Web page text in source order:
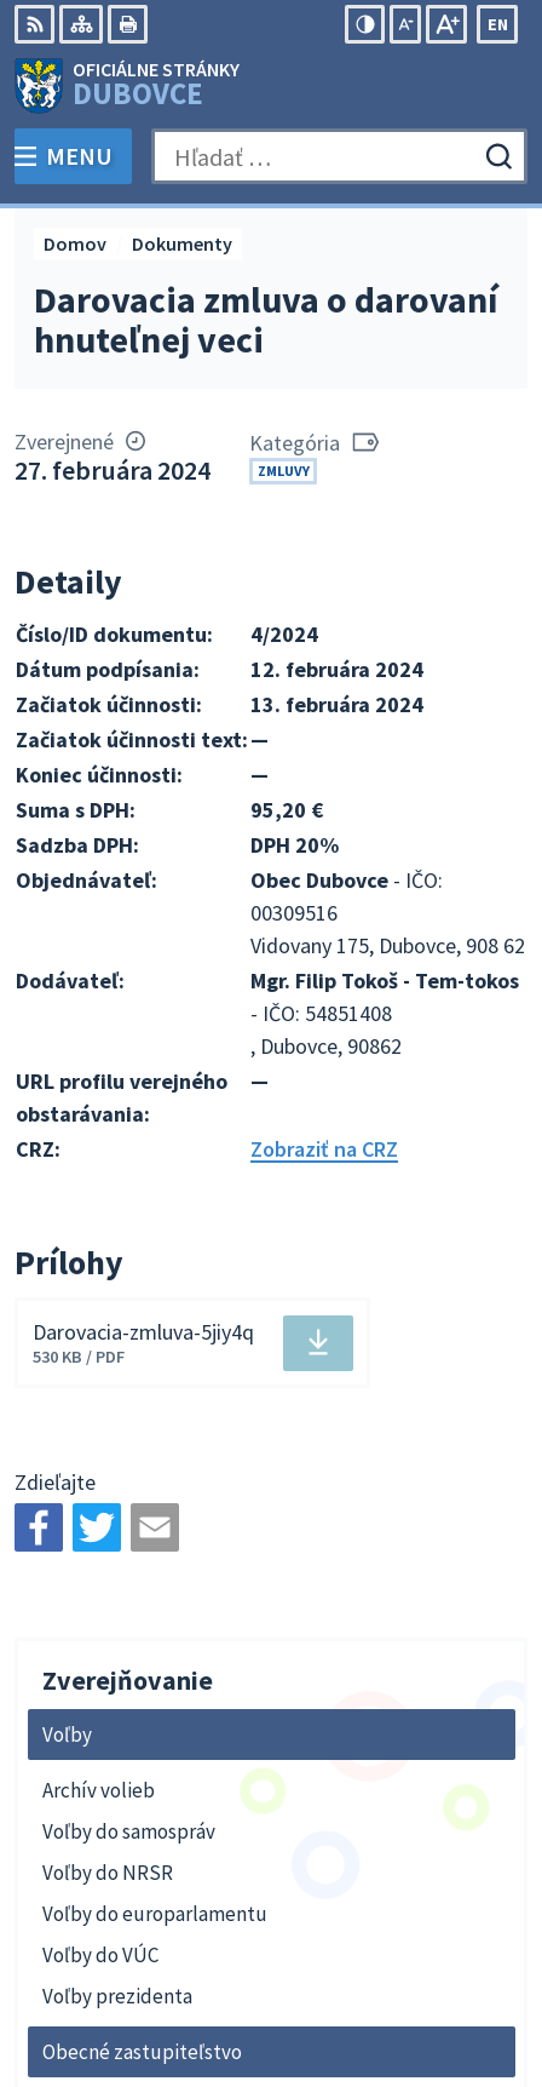
Preskočiť
na
obsah
RSS Mapa
EN
OFICIÁLNE STRÁNKY
DUBOVCE
PREPNÚŤ
MENU Hľadať:
Darovacia zmluva o darovaní
hnuteľnej veci
Domov Dokumenty
Zverejnené
27. februára 2024
Kategória
ZMLUVY
Detaily
Číslo/ID dokumentu:
4/2024
Dátum podpísania:
12. februára 2024
Začiatok účinnosti:
13. februára 2024
Začiatok účinnosti text:—
Koniec účinnosti:
—
Suma s DPH:
95,20 €
Sadzba DPH:
DPH 20%
Objednávateľ:
Obec Dubovce - IČO:
00309516
Vidovany 175, Dubovce, 908 62
Dodávateľ:
Mgr. Filip Tokoš - Tem-tokos
- IČO: 54851408
, Dubovce, 90862
URL profilu verejného
obstarávania:
—
CRZ: Zobraziť na CRZ
Prílohy
Stiahnuť
Darovacia-zmluva-5jiy4q
530 KB / PDF
Zdieľajte
Zverejňovanie
Voľby
Archív volieb
Voľby do samospráv
Voľby do NRSR
Voľby do europarlamentu
Voľby do VÚC
Voľby prezidenta
Obecné zastupiteľstvo